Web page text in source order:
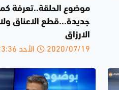
موضوع الحلقة..تعرفة
جديدة...قطع الاعناق
الارزاق
2020/07/19 الأحد 23:36 م